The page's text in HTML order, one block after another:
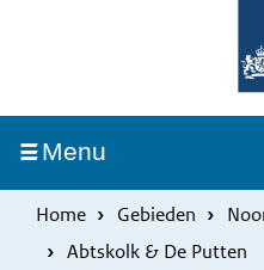
inhoud
gaan
MenuIngeklapt
Home Gebieden
Abtskolk & De Putten